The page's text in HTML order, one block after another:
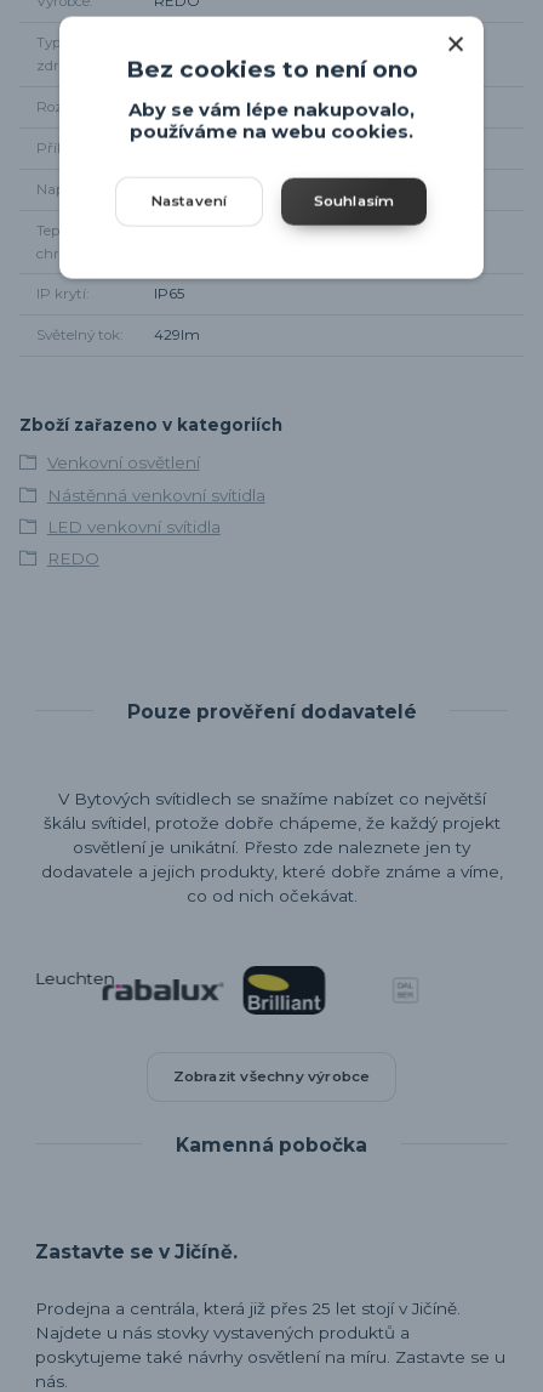
Typ světelného
zdroje
Rozměr svítidla výška 17,4cm, šířka 10,6cm, od zdi 5,1cm
Příkon
Napájení
Teplota
chromatičnosti
IP krytí IP65
Světelný tok 429lm
Zboží zařazeno v kategoriích
Venkovní osvětlení
Nástěnná venkovní svítidla
LED venkovní svítidla
REDO
Pouze prověření dodavatelé
V Bytových svítidlech se snažíme nabízet co největší
škálu svítidel, protože dobře chápeme, že každý projekt
osvětlení je unikátní. Přesto zde naleznete jen ty
dodavatele a jejich produkty, které dobře známe a víme,
co od nich očekávat.
Zobrazit všechny výrobce
Kamenná pobočka
Zastavte se v Jičíně.
Prodejna a centrála, která již přes 25 let stojí v Jičíně.
Najdete u nás stovky vystavených produktů a
poskytujeme také návrhy osvětlení na míru. Zastavte se u
nás.
Bez cookies to není ono
Aby se vám lépe nakupovalo,
používáme na webu cookies.
Nastavení Souhlasím